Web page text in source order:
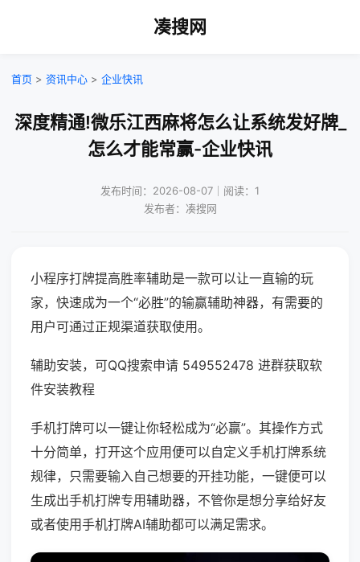
凑搜网
首页 > 资讯中心 > 企业快讯
深度精通!微乐江西麻将怎么让系统发好牌_
怎么才能常赢-企业快讯
发布时间：2026-08-07｜阅读：1
发布者：凑搜网
小程序打牌提高胜率辅助是一款可以让一直输的玩
家，快速成为一个“必胜”的输赢辅助神器，有需要的
用户可通过正规渠道获取使用。
辅助安装，可QQ搜索申请 549552478 进群获取软
件安装教程
手机打牌可以一键让你轻松成为“必赢”。其操作方式
十分简单，打开这个应用便可以自定义手机打牌系统
规律，只需要输入自己想要的开挂功能，一键便可以
生成出手机打牌专用辅助器，不管你是想分享给好友
或者使用手机打牌AI辅助都可以满足需求。